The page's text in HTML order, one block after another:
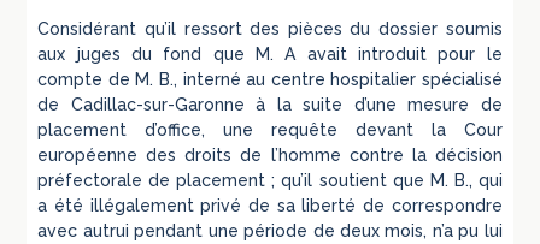
Considérant qu’il ressort des pièces du dossier soumis
aux juges du fond que M. A avait introduit pour le
compte de M. B., interné au centre hospitalier spécialisé
de Cadillac-sur-Garonne à la suite d’une mesure de
placement d’office, une requête devant la Cour
européenne des droits de l’homme contre la décision
préfectorale de placement ; qu’il soutient que M. B., qui
a été illégalement privé de sa liberté de correspondre
avec autrui pendant une période de deux mois, n’a pu lui